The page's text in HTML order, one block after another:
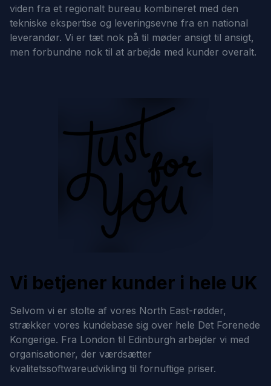
viden fra et regionalt bureau kombineret med den
tekniske ekspertise og leveringsevne fra en national
leverandør. Vi er tæt nok på til møder ansigt til ansigt,
men forbundne nok til at arbejde med kunder overalt.
Vi betjener kunder i hele UK
Selvom vi er stolte af vores North East-rødder,
strækker vores kundebase sig over hele Det Forenede
Kongerige. Fra London til Edinburgh arbejder vi med
organisationer, der værdsætter
kvalitetssoftwareudvikling til fornuftige priser.